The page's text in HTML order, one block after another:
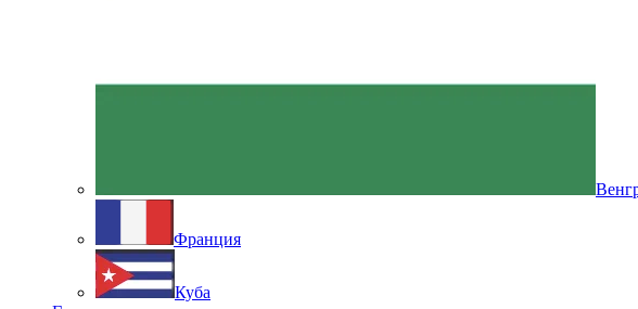
Франция
Куба